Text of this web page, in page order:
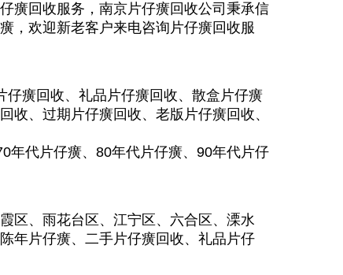
癀回收服务，南京片仔癀回收公司秉承信
，欢迎新老客户来电咨询片仔癀回收服
癀回收、礼品片仔癀回收、散盒片仔癀
收、过期片仔癀回收、老版片仔癀回收、
年代片仔癀、80年代片仔癀、90年代片仔
区、雨花台区、江宁区、六合区、溧水
年片仔癀、二手片仔癀回收、礼品片仔